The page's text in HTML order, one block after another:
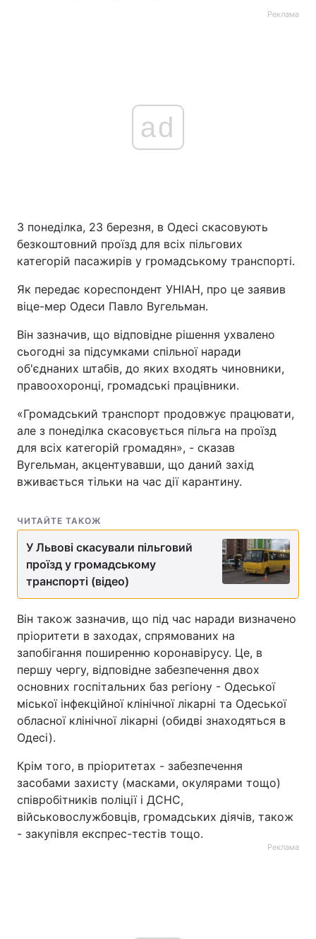
Реклама
ad
З понеділка, 23 березня, в Одесі скасовують
безкоштовний проїзд для всіх пільгових
категорій пасажирів у громадському транспорті.
Як передає кореспондент УНІАН, про це заявив
віце-мер Одеси Павло Вугельман.
Він зазначив, що відповідне рішення ухвалено
сьогодні за підсумками спільної наради
об'єднаних штабів, до яких входять чиновники,
правоохоронці, громадські працівники.
«Громадський транспорт продовжує працювати,
але з понеділка скасовується пільга на проїзд
для всіх категорій громадян», - сказав
Вугельман, акцентувавши, що даний захід
вживається тільки на час дії карантину.
ЧИТАЙТЕ ТАКОЖ
У Львові скасували пільговий
проїзд у громадському
транспорті (відео)
Він також зазначив, що під час наради визначено
пріоритети в заходах, спрямованих на
запобігання поширенню коронавірусу. Це, в
першу чергу, відповідне забезпечення двох
основних госпітальних баз регіону - Одеської
міської інфекційної клінічної лікарні та Одеської
обласної клінічної лікарні (обидві знаходяться в
Одесі).
Крім того, в пріоритетах - забезпечення
засобами захисту (масками, окулярами тощо)
співробітників поліції і ДСНС,
військовослужбовців, громадських діячів, також
- закупівля експрес-тестів тощо.
Реклама